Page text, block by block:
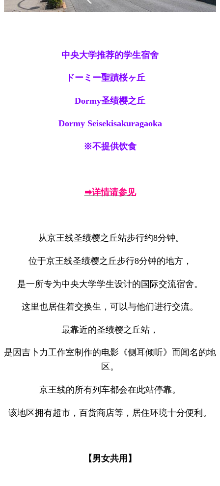
中央大学推荐的学生宿舍
ドーミー聖蹟桜ヶ丘
Dormy圣绩樱之丘
Dormy Seisekisakuragaoka
※不提供饮食
➡详情请参见
从京王线圣绩樱之丘站步行约8分钟。
位于京王线圣绩樱之丘步行8分钟的地方，
是一所专为中央大学学生设计的国际交流宿舍。
这里也居住着交换生，可以与他们进行交流。
最靠近的圣绩樱之丘站，
是因吉卜力工作室制作的电影《侧耳倾听》而闻名的地
区。
京王线的所有列车都会在此站停靠。
该地区拥有超市，百货商店等，居住环境十分便利。
【男女共用】